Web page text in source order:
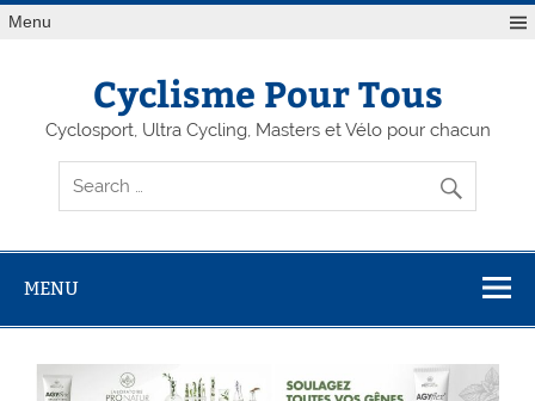
Menu
Cyclisme Pour Tous
Cyclosport, Ultra Cycling, Masters et Vélo pour chacun
MENU